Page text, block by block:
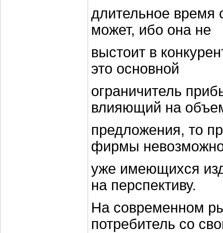
длительное время
может, ибо она не
выстоит в
это основной
ограничитель
влияющий на
предложения, то
фирмы
уже имеющихся
на перспективу.
На современном
потребитель со